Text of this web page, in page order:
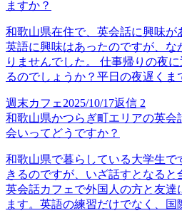
ますか？
和歌山県在住で、英会話に興味が
英語に興味はあったのですが、な
りませんでした。 仕事帰りの夜
るのでしょうか？平日の夜遅くま
週末カフェ 2025/10/17返信 2
和歌山県かつらぎ町エリアの英会
会いってどうですか？
和歌山県で暮らしている大学生で
きるのですが、いざ話すとなると
英会話カフェで外国人の方と友達
ます。英語の練習だけでなく、国